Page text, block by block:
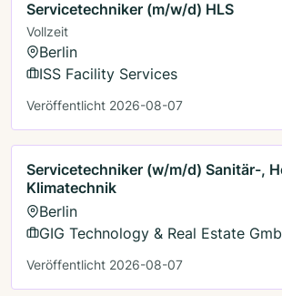
Servicetechniker (m/w/d) HLS
Vollzeit
Berlin
ISS Facility Services
Veröffentlicht 2026-08-07
Servicetechniker (w/m/d) Sanitär-,
Klimatechnik
Berlin
GIG Technology & Real Estate
Veröffentlicht 2026-08-07